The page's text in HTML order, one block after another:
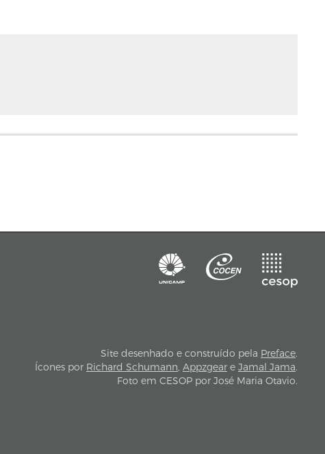
Site desenhado e construído pela Preface.
Ícones por Richard Schumann, Appzgeare Jamal Jama.
Foto em CESOP por José Maria Otavio.